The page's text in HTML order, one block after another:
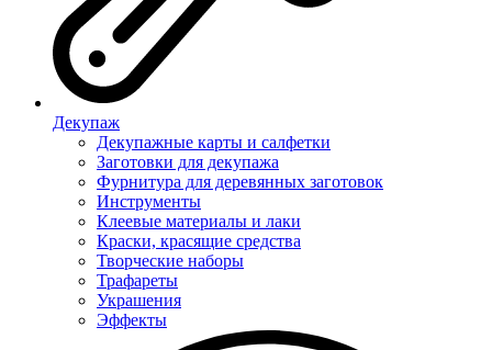
Декупаж
Декупажные карты и салфетки
Заготовки для декупажа
Фурнитура для деревянных заготовок
Инструменты
Клеевые материалы и лаки
Краски, красящие средства
Творческие наборы
Трафареты
Украшения
Эффекты